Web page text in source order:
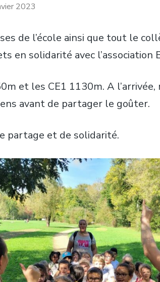
2023
de l’école ainsi que tout le
en solidarité avec l’association
et les CE1 1130m. A
avant de partager le goûter.
partage et de solidarité.